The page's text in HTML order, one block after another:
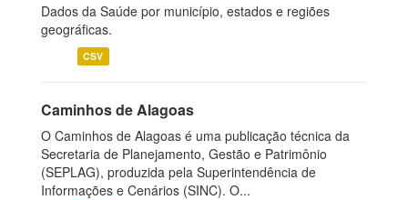
Dados da Saúde por município, estados e regiões
geográficas.
CSV
Caminhos de Alagoas
O Caminhos de Alagoas é uma publicação técnica da
Secretaria de Planejamento, Gestão e Patrimônio
(SEPLAG), produzida pela Superintendência de
Informações e Cenários (SINC). O...